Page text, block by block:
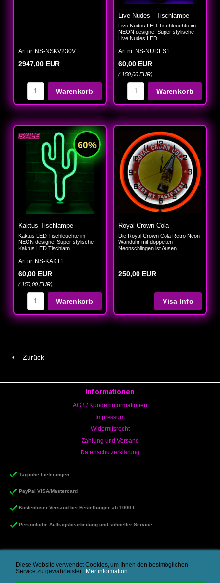
Diese Website verwendet Cookies, um Ihnen den bestmöglichen
Service zu gewährleisten. Mer information
Art nr. NS-NSKV230V
2947,00 EUR
Warenkorb
Live Nudes - Tischlampe
Live Nudes LED Tischleuchte im
NEON designe! Super stylische
Live Nudes LED ...
Art nr. NS-NUDES1
60,00 EUR
(150,00 EUR)
Warenkorb
Kaktus Tischlampe
Kaktus LED Tischleuchte im
NEON designe! Super stylische
Kaktus LED Tischlam...
Art nr. NS-KAKT1
60,00 EUR
(150,00 EUR)
Warenkorb
Royal Crown Cola
Die Royal Crown Cola Retro Neon
Wanduhr mit doppelten
Neonschlingen ist Ausen...
250,00 EUR
Zurück
Informationen
AGB / Kundeninformationen
Impressum
Widerrufsrecht
Zahlung und Versand
Datenschutzerklärung
Tägliche Lieferungen
PayPal VISA/Mastercard
Kostenloser Versand bei Bestellungen ab 1000 €
Persönliche Auftragsbearbeitung und schneller Service